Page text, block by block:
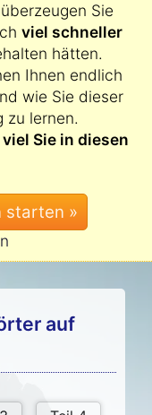
Sie
viel schneller
hätten.
Ihnen endlich
wie Sie dieser
zu lernen.
Sie in diesen
auf